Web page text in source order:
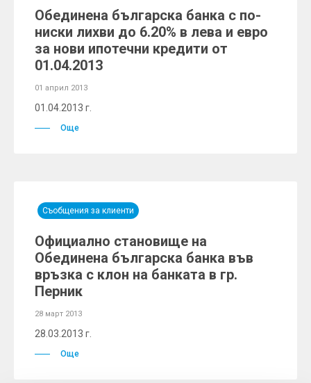
Обединена българска банка с по-
ниски лихви до 6.20% в лева и евро
за нови ипотечни кредити от
01.04.2013
01 април 2013
01.04.2013 г.
Още
Съобщения за клиенти
Официално становище на
Обединена българска банка във
връзка с клон на банката в гр.
Перник
28 март 2013
28.03.2013 г.
Още